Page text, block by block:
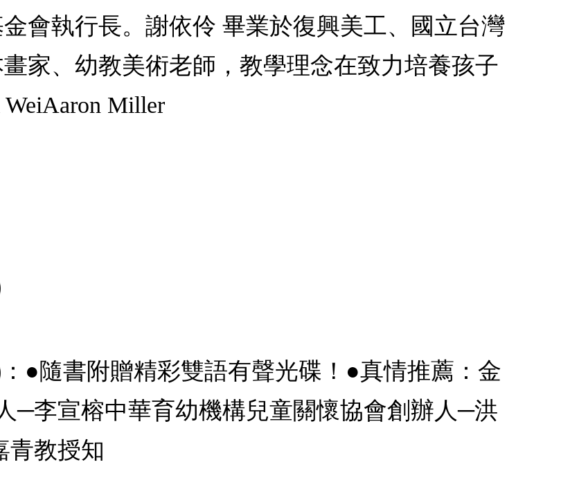
會執行長。謝依伶 畢業於復興美工、國立台灣
家、幼教美術老師，教學理念在致力培養孩子
Miller
●隨書附贈精彩雙語有聲光碟！●真情推薦：金
─李宣榕中華育幼機構兒童關懷協會創辦人─洪
青教授知